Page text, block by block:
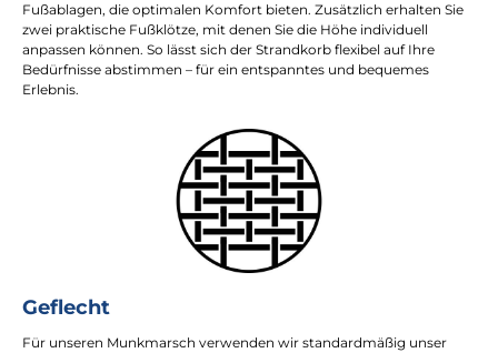
Fußablagen, die optimalen Komfort bieten. Zusätzlich erhalten Sie
zwei praktische Fußklötze, mit denen Sie die Höhe individuell
anpassen können. So lässt sich der Strandkorb flexibel auf Ihre
Bedürfnisse abstimmen – für ein entspanntes und bequemes
Erlebnis.
Geflecht
Für unseren Munkmarsch verwenden wir standardmäßig unser